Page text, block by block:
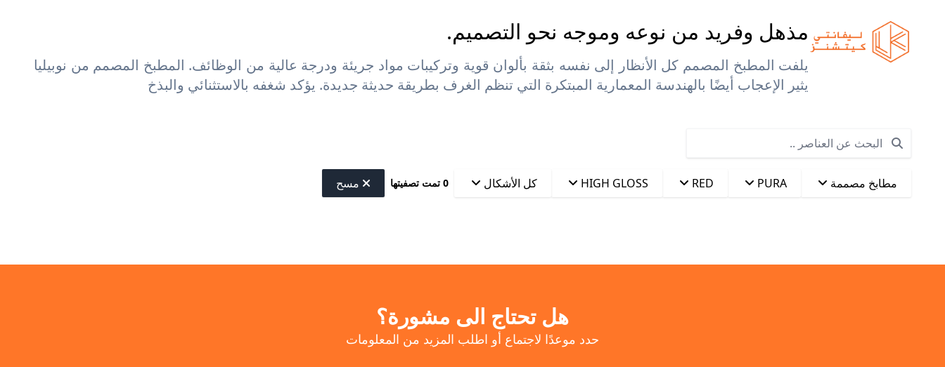
مذهل وفريد من نوعه وموجه نحو التصميم.
يلفت المطبخ المصمم كل الأنظار إلى نفسه بثقة بألوان قوية وتركيبات مواد جريئة ودرجة عالية من الوظائف. المطبخ المصمم من نوبيليا
يثير الإعجاب أيضًا بالهندسة المعمارية المبتكرة التي تنظم الغرف بطريقة حديثة جديدة. يؤكد شغفه بالاستثنائي والبذخ
Search
مطابخ مصممة PURA
RED
HIGH GLOSS كل الأشكال 0 تمت تصفيتها مسح
هل تحتاج الى مشورة؟
حدد موعدًا لاجتماع أو اطلب المزيد من المعلومات